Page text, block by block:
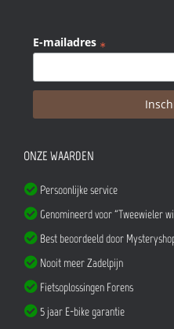
E-mailadres *
ONZE WAARDEN
Persoonlijke service
Genomineerd voor "Tweewieler
Best beoordeeld door
Nooit meer Zadelpijn
Fietsoplossingen Forens
5 jaar E-bike garantie